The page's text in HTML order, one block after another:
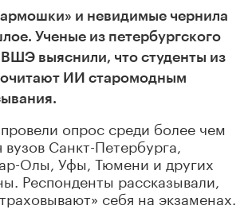
и невидимые чернила
Ученые из петербургского
выяснили, что студенты из
ИИ старомодным
опрос среди более чем
Санкт-Петербурга,
Олы, Уфы, Тюмени и других
Респонденты рассказывали,
себя на экзаменах.